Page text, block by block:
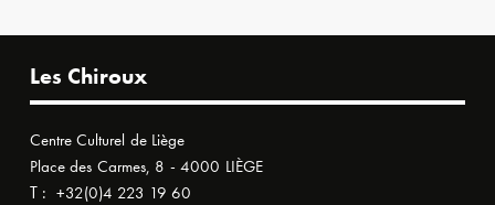
Les Chiroux
Centre Culturel de Liège
Place des Carmes, 8 - 4000 LIÈGE
T : +32(0)4 223 19 60